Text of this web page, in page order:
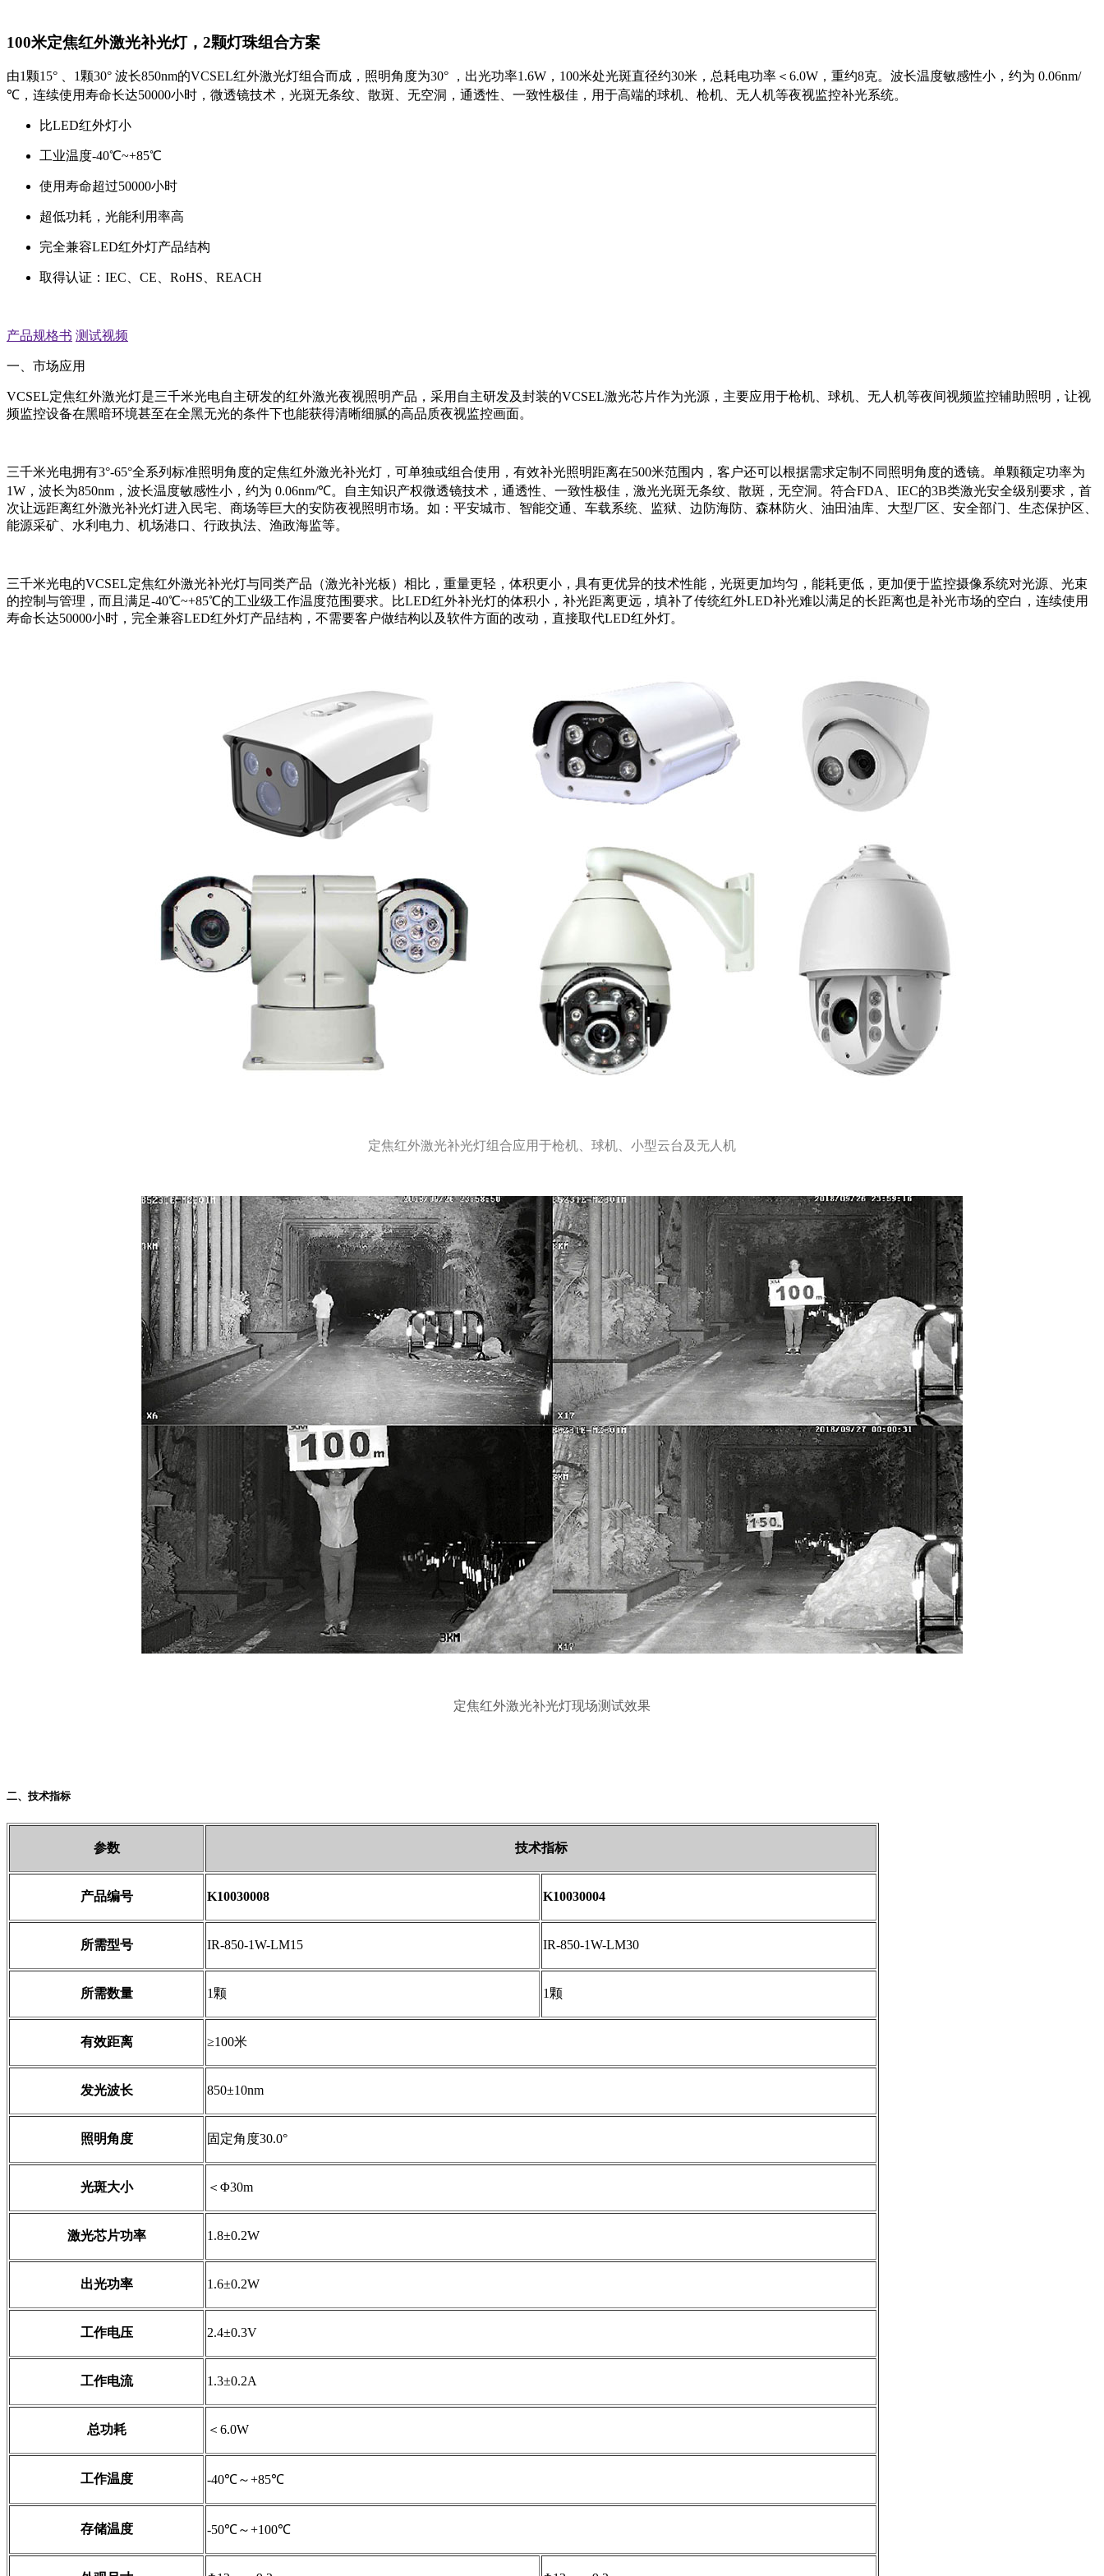
100米定焦红外激光补光灯，2颗灯珠组合方案
由1颗15° 、1颗30° 波长850nm的VCSEL红外激光灯组合而成，照明角度为30° ，出光功率1.6W，100米处光斑直径约30米，总耗电功率＜6.0W，重约8克。波长温度敏感性小，约为 0.06nm/
℃，连续使用寿命长达50000小时，微透镜技术，光斑无条纹、散斑、无空洞，通透性、一致性极佳，用于高端的球机、枪机、无人机等夜视监控补光系统。
比LED红外灯小
工业温度-40℃~+85℃
使用寿命超过50000小时
超低功耗，光能利用率高
完全兼容LED红外灯产品结构
取得认证：IEC、CE、RoHS、REACH
产品规格书 测试视频
一、市场应用
VCSEL定焦红外激光灯是三千米光电自主研发的红外激光夜视照明产品，采用自主研发及封装的VCSEL激光芯片作为光源，主要应用于枪机、球机、无人机等夜间视频监控辅助照明，让视
频监控设备在黑暗环境甚至在全黑无光的条件下也能获得清晰细腻的高品质夜视监控画面。
三千米光电拥有3°-65°全系列标准照明角度的定焦红外激光补光灯，可单独或组合使用，有效补光照明距离在500米范围内，客户还可以根据需求定制不同照明角度的透镜。单颗额定功率为
1W，波长为850nm，波长温度敏感性小，约为 0.06nm/℃。自主知识产权微透镜技术，通透性、一致性极佳，激光光斑无条纹、散斑，无空洞。符合FDA、IEC的3B类激光安全级别要求，首
次让远距离红外激光补光灯进入民宅、商场等巨大的安防夜视照明市场。如：平安城市、智能交通、车载系统、监狱、边防海防、森林防火、油田油库、大型厂区、安全部门、生态保护区、
能源采矿、水利电力、机场港口、行政执法、渔政海监等。
三千米光电的VCSEL定焦红外激光补光灯与同类产品（激光补光板）相比，重量更轻，体积更小，具有更优异的技术性能，光斑更加均匀，能耗更低，更加便于监控摄像系统对光源、光束
的控制与管理，而且满足-40℃~+85℃的工业级工作温度范围要求。比LED红外补光灯的体积小，补光距离更远，填补了传统红外LED补光难以满足的长距离也是补光市场的空白，连续使用
寿命长达50000小时，完全兼容LED红外灯产品结构，不需要客户做结构以及软件方面的改动，直接取代LED红外灯。
定焦红外激光补光灯组合应用于枪机、球机、小型云台及无人机
定焦红外激光补光灯现场测试效果
二、技术指标
参数 技术指标
产品编号 K10030008 K10030004
所需型号 IR-850-1W-LM15 IR-850-1W-LM30
所需数量 1颗 1颗
有效距离 ≥100米
发光波长 850±10nm
照明角度 固定角度30.0°
光斑大小 ＜Φ30m
激光芯片功率 1.8±0.2W
出光功率 1.6±0.2W
工作电压 2.4±0.3V
工作电流 1.3±0.2A
总功耗 ＜6.0W
工作温度 -40℃～+85℃
存储温度 -50℃～+100℃